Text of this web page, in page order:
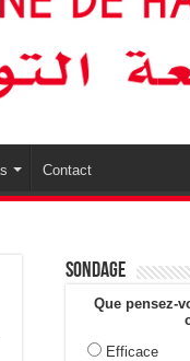
Contact
Sondage
Que pensez-
Efficace